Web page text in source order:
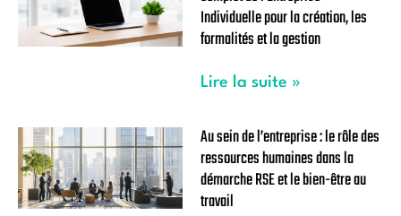
Individuelle pour la création, les
formalités et la gestion
Lire la suite »
Au sein de l’entreprise : le rôle des
ressources humaines dans la
démarche RSE et le bien-être au
travail